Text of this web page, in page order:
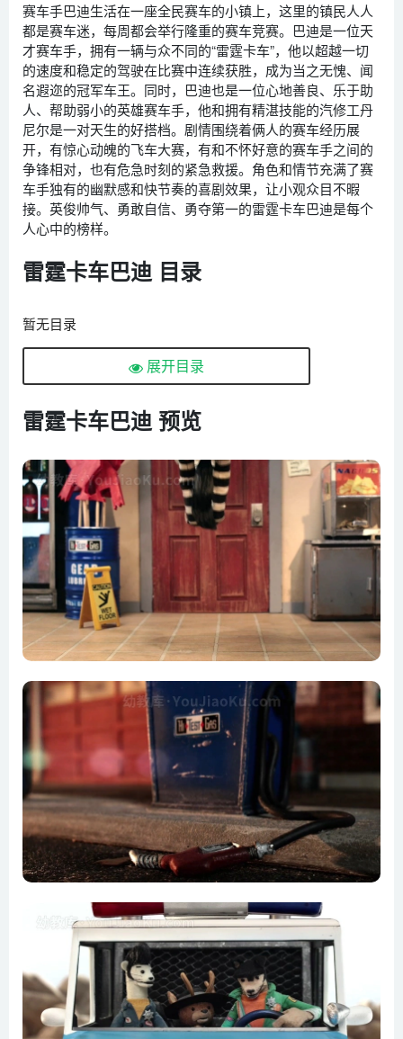
赛车手巴迪生活在一座全民赛车的小镇上，这里的镇民人人
都是赛车迷，每周都会举行隆重的赛车竞赛。巴迪是一位天
才赛车手，拥有一辆与众不同的“雷霆卡车”，他以超越一切
的速度和稳定的驾驶在比赛中连续获胜，成为当之无愧、闻
名遐迩的冠军车王。同时，巴迪也是一位心地善良、乐于助
人、帮助弱小的英雄赛车手，他和拥有精湛技能的汽修工丹
尼尔是一对天生的好搭档。剧情围绕着俩人的赛车经历展
开，有惊心动魄的飞车大赛，有和不怀好意的赛车手之间的
争锋相对，也有危急时刻的紧急救援。角色和情节充满了赛
车手独有的幽默感和快节奏的喜剧效果，让小观众目不暇
接。英俊帅气、勇敢自信、勇夺第一的雷霆卡车巴迪是每个
人心中的榜样。
雷霆卡车巴迪 目录
暂无目录
展开目录
雷霆卡车巴迪 预览